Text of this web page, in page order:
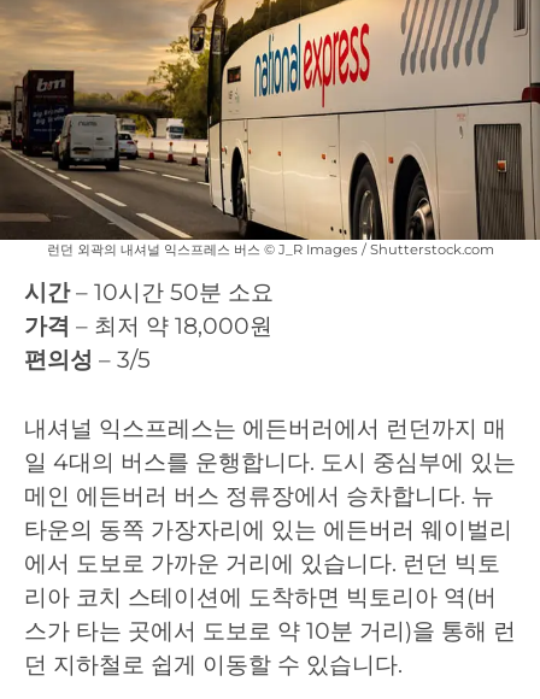
런던 외곽의 내셔널 익스프레스 버스 © J_R Images / Shutterstock.com
시간– 10시간 50분 소요
가격 – 최저 약 18,000원
편의성 – 3/5
내셔널 익스프레스는 에든버러에서 런던까지 매
일 4대의 버스를 운행합니다. 도시 중심부에 있는
메인 에든버러 버스 정류장에서 승차합니다. 뉴
타운의 동쪽 가장자리에 있는 에든버러 웨이벌리
에서 도보로 가까운 거리에 있습니다. 런던 빅토
리아 코치 스테이션에 도착하면 빅토리아 역(버
스가 타는 곳에서 도보로 약 10분 거리)을 통해 런
던 지하철로 쉽게 이동할 수 있습니다.